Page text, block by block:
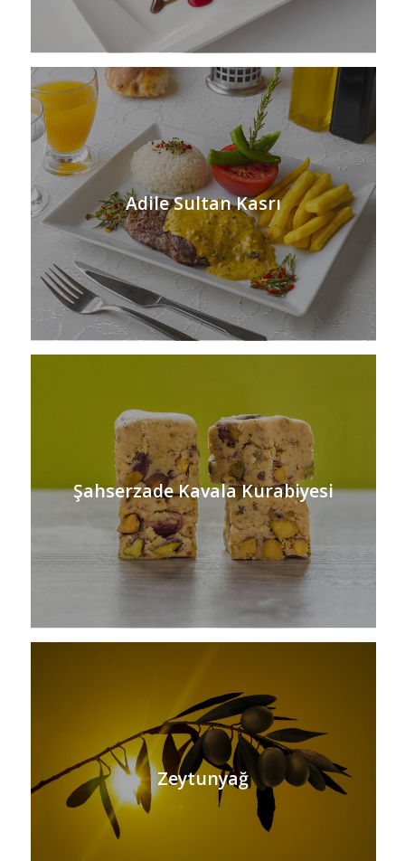
Adile Sultan Kasrı
Şahserzade Kavala Kurabiyesi
Zeytunyağ